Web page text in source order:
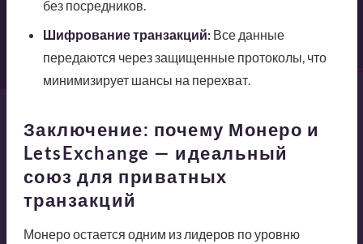
без посредников.
Шифрование транзакций:Все данные
передаются через защищенные протоколы, что
минимизирует шансы на перехват.
Заключение: почему Монеро и
LetsExchange — идеальный
союз для приватных
транзакций
Монеро остается одним из лидеров по уровню